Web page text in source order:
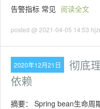
告警指标 常见 阅读全文
posted @ 2021-04-05 14:53
2020年12月21日
彻底
依赖
摘要： Spring bean生命周